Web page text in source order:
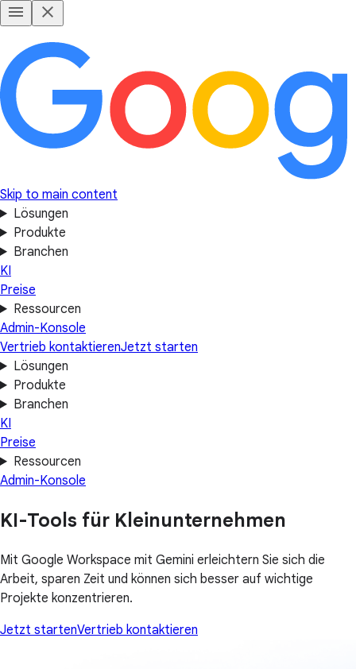
Skip to main content
Lösungen
Produkte
Branchen
KI
Preise
Ressourcen
Admin-Konsole
Vertrieb kontaktierenJetzt starten
Lösungen
Produkte
Branchen
KI
Preise
Ressourcen
Admin-Konsole
KI-Tools für Kleinunternehmen
Mit Google Workspace mit Gemini erleichtern Sie sich die
Arbeit, sparen Zeit und können sich besser auf wichtige
Projekte konzentrieren.
Jetzt startenVertrieb kontaktieren